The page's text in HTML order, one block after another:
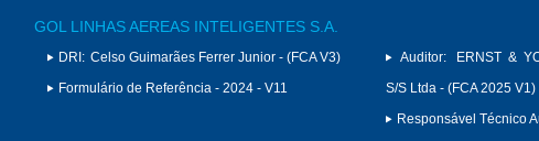
GOL LINHAS AEREAS INTELIGENTES S.A.
DRI: Celso Guimarães Ferrer Junior - (FCA V3)
Formulário de Referência - 2024 - V11
Auditor:
ERNST &
S/S Ltda - (FCA 2025 V1)
Responsável Técnico